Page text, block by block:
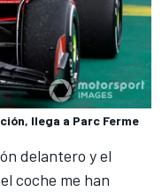
llega a Parc Ferme
delantero y el
coche me han